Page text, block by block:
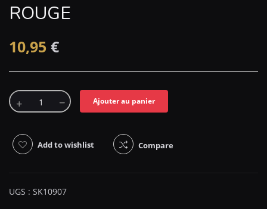
ROUGE
10,95 €
Ajouter au panier
Add to wishlist Compare
UGS : SK10907